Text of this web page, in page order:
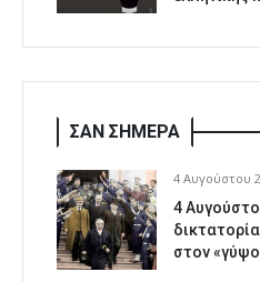
ΣΑΝ ΣΗΜΕΡΑ
4 Αυγούστου
4
στον